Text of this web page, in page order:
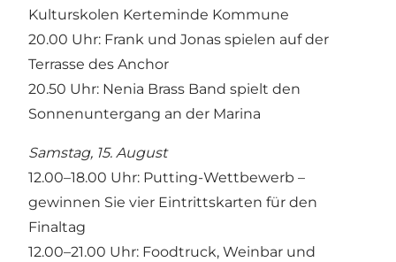
Kulturskolen Kerteminde Kommune
20.00 Uhr: Frank und Jonas spielen auf der
Terrasse des Anchor
20.50 Uhr: Nenia Brass Band spielt den
Sonnenuntergang an der Marina
Samstag, 15. August
12.00–18.00 Uhr: Putting-Wettbewerb –
gewinnen Sie vier Eintrittskarten für den
Finaltag
12.00–21.00 Uhr: Foodtruck, Weinbar und